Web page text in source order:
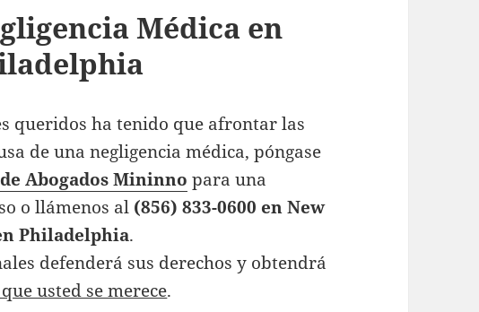
Médica en
queridos ha tenido que afrontar las
de una negligencia médica, póngase
Abogados Mininno para una
o llámenos al (856) 833-0600 en New
Philadelphia.
defenderá sus derechos y obtendrá
usted se merece.